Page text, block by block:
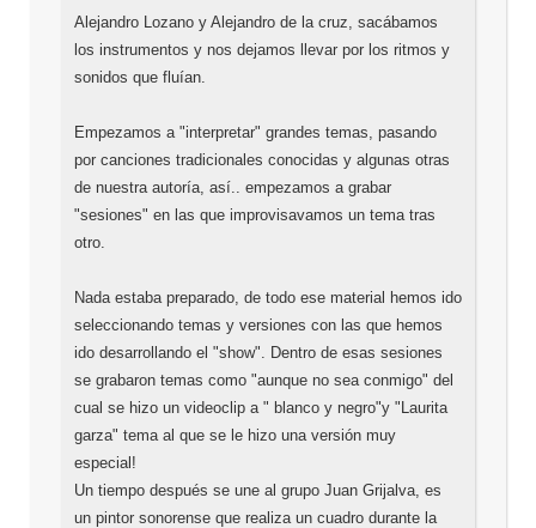
Alejandro Lozano y Alejandro de la cruz, sacábamos
los instrumentos y nos dejamos llevar por los ritmos y
sonidos que fluían.
Empezamos a "interpretar" grandes temas, pasando
por canciones tradicionales conocidas y algunas otras
de nuestra autoría, así.. empezamos a grabar
"sesiones" en las que improvisavamos un tema tras
Nada estaba preparado, de todo ese material hemos ido
seleccionando temas y versiones con las que hemos
ido desarrollando el "show". Dentro de esas sesiones
se grabaron temas como "aunque no sea conmigo" del
cual se hizo un videoclip a " blanco y negro"y "Laurita
garza" tema al que se le hizo una versión muy
especial!
Un tiempo después se une al grupo Juan Grijalva, es
un pintor sonorense que realiza un cuadro durante la